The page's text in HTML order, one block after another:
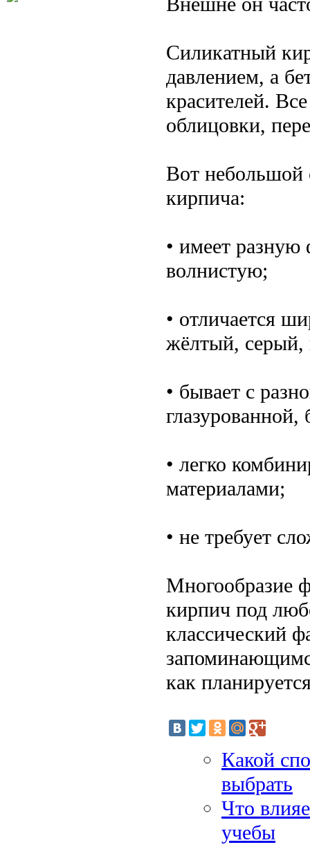
Силикатный
давлением, а
красителей.
облицовки,
Вот небольшой
кирпича:
• имеет
волнистую;
• отличается
жёлтый, серый,
• бывает с
глазурованной,
• легко
материалами;
• не требует
Многообразие
кирпич под
классический
как
Какой
выбрать
Что
учебы